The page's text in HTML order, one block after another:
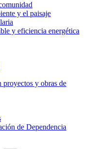
y el paisaje
y eficiencia energética
proyectos y obras de
de Dependencia